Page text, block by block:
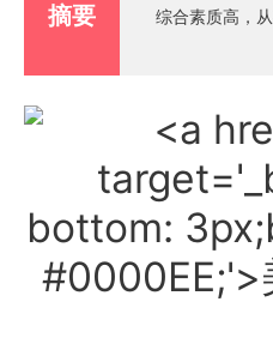
摘要
综合素质高，